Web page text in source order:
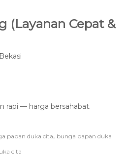
(Layanan Cepat &
rapi — harga bersahabat.
papan duka cita, bunga papan duka
cita